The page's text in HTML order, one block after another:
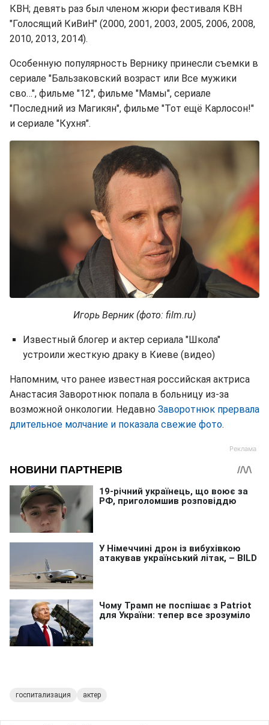
КВН; девять раз был членом жюри фестиваля КВН
"Голосящий КиВиН" (2000, 2001, 2003, 2005, 2006, 2008,
2010, 2013, 2014).
Особенную популярность Вернику принесли съемки в
сериале "Бальзаковский возраст или Все мужики
сво…", фильме "12", фильме "Мамы", сериале
"Последний из Магикян", фильме "Тот ещё Карлосон!"
и сериале "Кухня".
Игорь Верник (фото: film.ru)
Известный блогер и актер сериала "Школа"
устроили жесткую драку в Киеве (видео)
Напомним, что ранее известная российская актриса
Анастасия Заворотнюк попала в больницу из-за
возможной онкологии. Недавно Заворотнюк прервала
длительное молчание и показала свежие фото.
госпитализация актер